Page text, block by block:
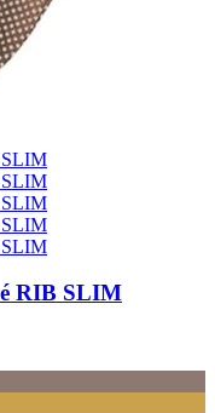
RIB SLIM